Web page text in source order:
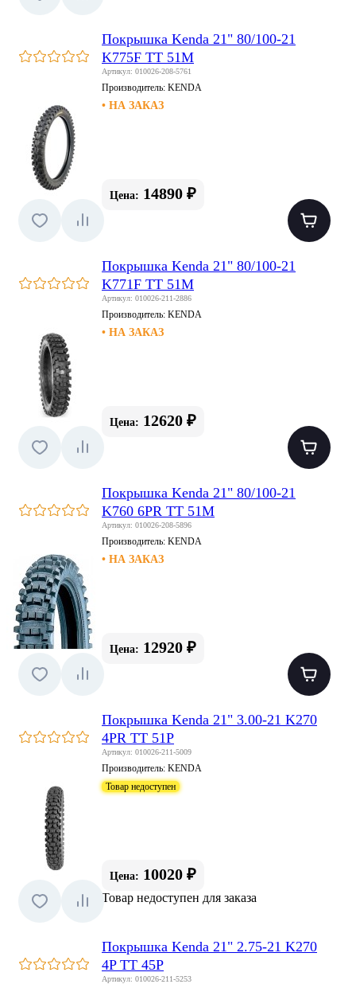
Покрышка Kenda 21" 80/100-21
K775F TT 51M
Артикул: 010026-208-5761
Производитель: KENDA
• НА ЗАКАЗ
Цена: 14890 ₽
Покрышка Kenda 21" 80/100-21
K771F TT 51M
Артикул: 010026-211-2886
Производитель: KENDA
• НА ЗАКАЗ
Цена: 12620 ₽
Покрышка Kenda 21" 80/100-21
K760 6PR TT 51M
Артикул: 010026-208-5896
Производитель: KENDA
• НА ЗАКАЗ
Цена: 12920 ₽
Покрышка Kenda 21" 3.00-21 K270
4PR TT 51P
Артикул: 010026-211-5009
Производитель: KENDA
Товар недоступен
Цена: 10020 ₽
Товар недоступен для заказа
Покрышка Kenda 21" 2.75-21 K270
4P TT 45P
Артикул: 010026-211-5253